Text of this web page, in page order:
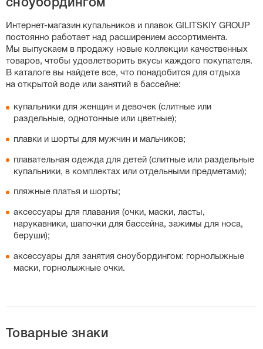
слитных купальников, особенно спортивных моделей с
если у вас высокий рост, выбирайте больший размер,
чтобы бретели не врезались в плечи. Вы также можете
свериться с нашей точной таблицей размеров на
странице каждого товара.
сноубордингом
Интернет-магазин купальников и плавок GILITSKIY GROUP
постоянно работает над расширением ассортимента.
Мы выпускаем в продажу новые коллекции качественных
товаров, чтобы удовлетворить вкусы каждого покупателя.
В каталоге вы найдете все, что понадобится для отдыха
на открытой воде или занятий в бассейне:
купальники для женщин и девочек (слитные или
раздельные, однотонные или цветные);
плавки и шорты для мужчин и мальчиков;
плавательная одежда для детей (слитные или раздельные
купальники, в комплектах или отдельными предметами);
пляжные платья и шорты;
аксессуары для плавания (очки, маски, ласты,
нарукавники, шапочки для бассейна, зажимы для носа,
беруши);
аксессуары для занятия сноубордингом: горнолыжные
маски, горнолыжные очки.
Товарные знаки